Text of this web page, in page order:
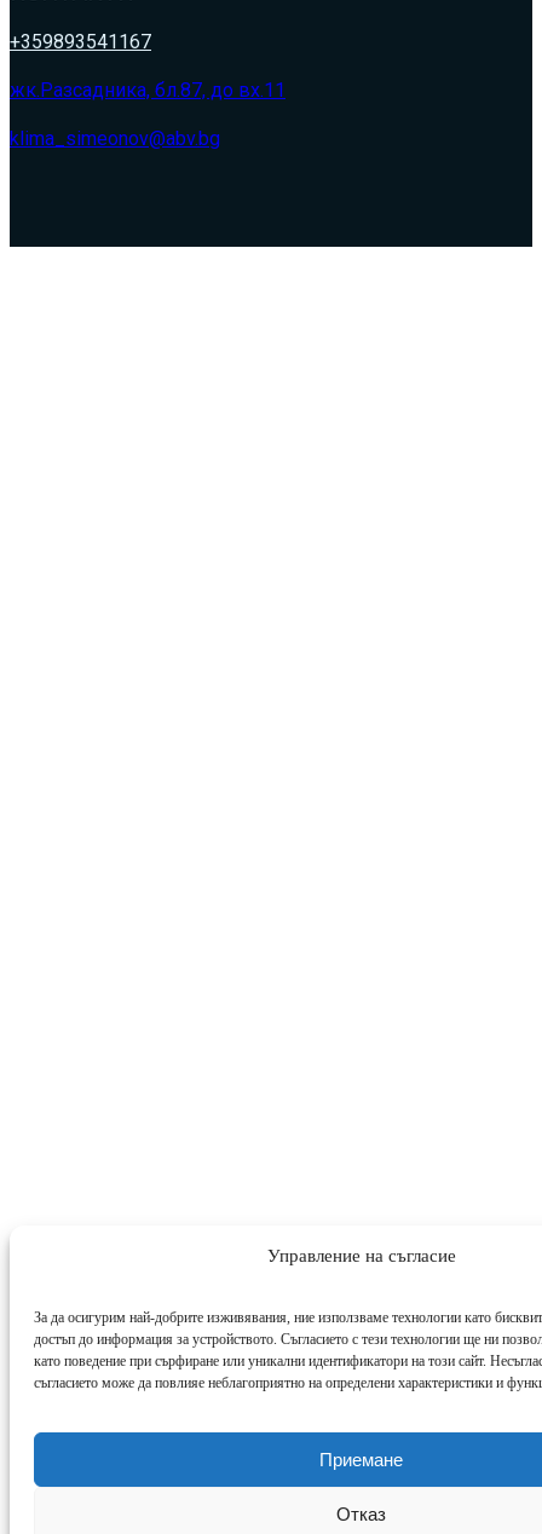
Управление на съгласие
За да осигурим най-добрите изживявания, ние използваме технологии като
достъп до информация за устройството. Съгласието с тези технологии ще ни
като поведение при сърфиране или уникални идентификатори на този сайт.
съгласието може да повлияе неблагоприятно на определени характеристики и
Приемане
Отказ
+359893541167
жк.Разсадника, бл.87, до вх.11
klima_simeonov@abv.bg